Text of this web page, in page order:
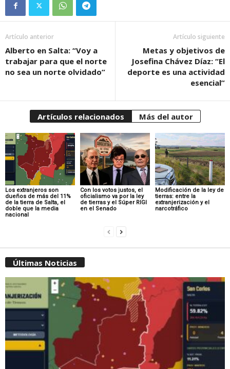
Artículo anterior
Alberto en Salta: “Voy a
trabajar para que el norte
no sea un norte olvidado”
Artículo siguiente
Metas y objetivos de
Josefina Chávez Díaz: “El
deporte es una actividad
esencial”
Artículos relacionados Más del autor
Los extranjeros son
dueños de más del 11%
de la tierra de Salta, el
doble que la media
nacional
Con los votos justos, el
oficialismo va por la ley
de tierras y el Súper RIGI
en el Senado
Modificación de la ley de
tierras: entre la
extranjerización y el
narcotráfico
Últimas Noticias